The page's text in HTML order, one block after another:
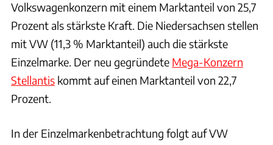
Volkswagenkonzern mit einem Marktanteil von 25,7
Prozent als stärkste Kraft. Die Niedersachsen stellen
mit VW (11,3 % Marktanteil) auch die stärkste
Einzelmarke. Der neu gegründete Mega-Konzern
Stellantis kommt auf einen Marktanteil von 22,7
Prozent.
In der Einzelmarkenbetrachtung folgt auf VW